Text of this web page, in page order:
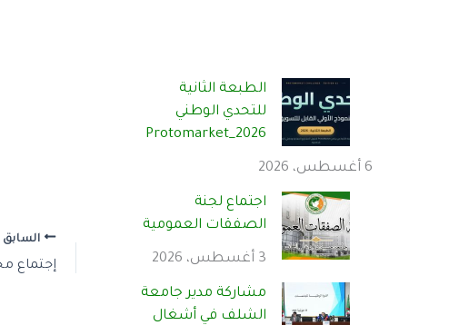
الطبعة الثانية
للتحدي الوطني
Protomarket_2026
6 أغسطس، 2026
اجتماع لجنة
الصفقات العمومية
3 أغسطس، 2026
مشاركة مدير جامعة
الشلف في أشغال
السابق
إجتماع